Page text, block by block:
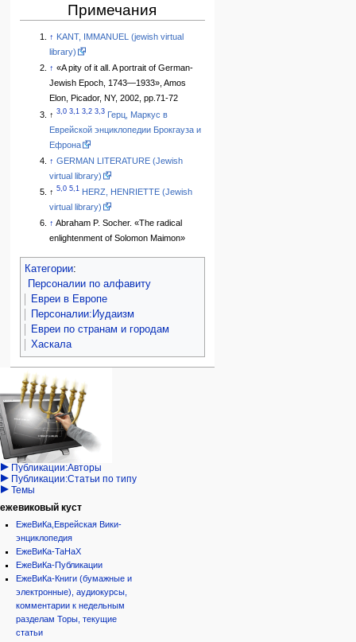
Примечания
↑ KANT, IMMANUEL (jewish virtual
library)
↑ «A pity of it all. A portrait of German-
Jewish Epoch, 1743—1933», Amos
Elon, Picador, NY, 2002, pp.71-72
↑ 3,0 3,1 3,2 3,3 Герц, Маркус в
Еврейской энциклопедии Брокгауза и
Ефрона
↑ GERMAN LITERATURE (Jewish
virtual library)
↑ 5,0 5,1 HERZ, HENRIETTE (Jewish
virtual library)
↑ Abraham P. Socher. «The radical
enlightenment of Solomon Maimon»
Категории:
Персоналии по алфавиту
Евреи в Европе
Персоналии:Иудаизм
Евреи по странам и городам
Хаскала
Навигация
персональные инструменты
войти
запрос
учётной
записи
категории
Израиль:Страна и
государство
Иудаизм
Народ
Проекты
Проекты/Участники/
дополнения
Публикации:Авторы
Публикации:Статьи по типу
Темы
ежевиковый куст
ЕжеВиКа,Еврейская Вики-
энциклопедия
ЕжеВиКа-ТаНаХ
ЕжеВиКа-Публикации
ЕжеВиКа-Книги (бумажные и
электронные), аудиокурсы,
комментарии к недельным
разделам Торы, текущие
статьи